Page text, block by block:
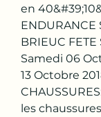
en
ENDURANCE
BRIEUC FETE
Samedi 06
13 Octobre
les